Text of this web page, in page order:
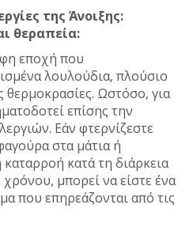
της Άνοιξης:
θεραπεία:
εποχή που
λουλούδια, πλούσιο
θερμοκρασίες. Ωστόσο, για
επίσης την
Εάν φτερνίζεστε
στα μάτια ή
κατά τη διάρκεια
μπορεί να είστε ένα
που επηρεάζονται από τις